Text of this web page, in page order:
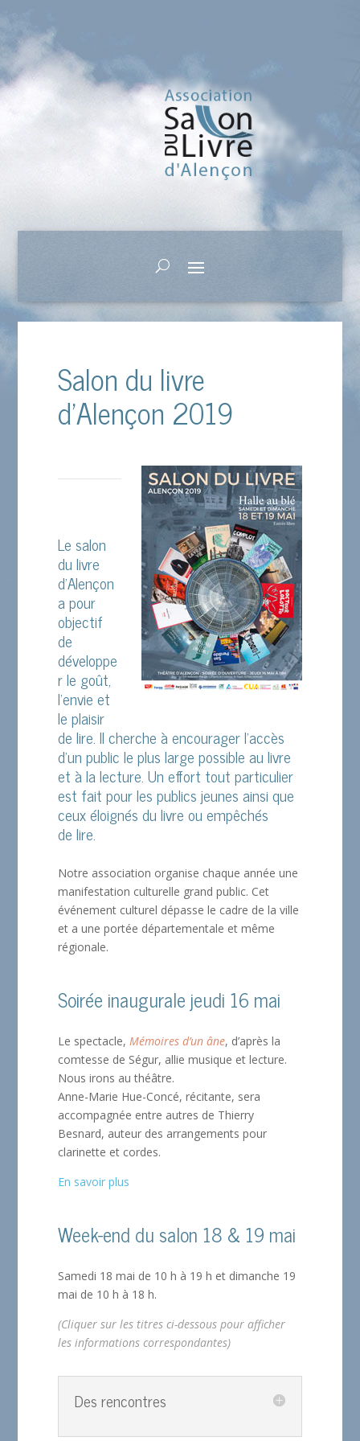
Salon du livre
d’Alençon 2019
Le salon
du livre
d’Alençon
a pour
objectif
de
développe
r le goût,
l’envie et
le plaisir
de lire. Il cherche à encourager l’accès
d’un public le plus large possible au livre
et à la lecture. Un effort tout particulier
est fait pour les publics jeunes ainsi que
ceux éloignés du livre ou empêchés
de lire.
Notre association organise chaque année une
manifestation culturelle grand public. Cet
événement culturel dépasse le cadre de la ville
et a une portée départementale et même
régionale.
Soirée inaugurale jeudi 16 mai
Le spectacle,Mémoires d’un âne, d’après la
comtesse de Ségur, allie musique et lecture.
Nous irons au théâtre.
Anne-Marie Hue-Concé, récitante, sera
accompagnée entre autres de Thierry
Besnard, auteur des arrangements pour
clarinette et cordes.
En savoir plus
Week-end du salon 18 & 19 mai
Samedi 18 mai de 10 h à 19 h et dimanche 19
mai de 10 h à 18 h.
(Cliquer sur les titres ci-dessous pour afficher
les informations correspondantes)
Des rencontres